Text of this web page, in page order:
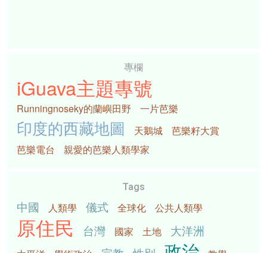
專欄
iGuava主題專號
Runningnoseky的蘭嶼田野 一片芭樂
印度的西藏地圖 天鵝城
芭樂籽大賞
芭樂電台
親愛的芭樂人類學家
Tags
中國 人類學 儀式 全球化 公共人類學
原住民 台灣 國家 土地 大洋洲